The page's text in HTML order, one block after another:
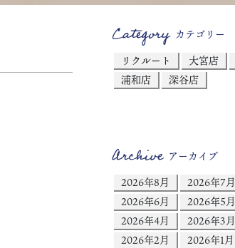
Categoryカテゴリー
リクルート
大宮店
浦和店
深谷店
Archiveアーカイブ
2026年8月
2026年7月
2026年6月
2026年5月
2026年4月
2026年3月
2026年2月
2026年1月